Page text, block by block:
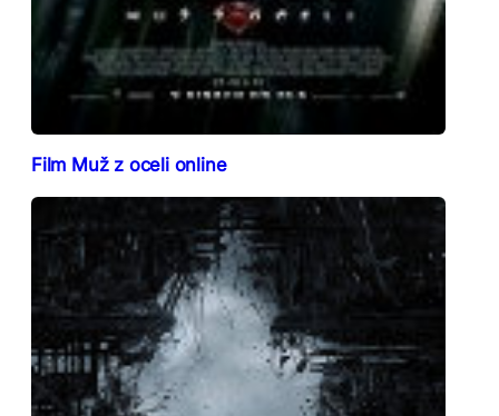
Film Muž z oceli online